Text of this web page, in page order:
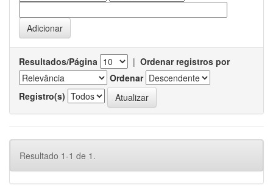
Resultados/Página | Ordenar registros por
Ordenar
Registro(s)
Resultado 1-1 de 1.